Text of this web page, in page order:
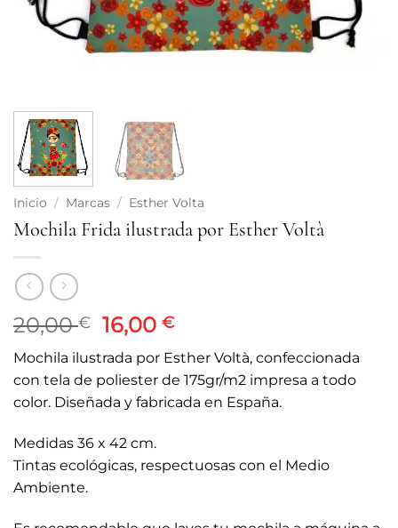
Inicio / Marcas / Esther Volta
Mochila Frida ilustrada por Esther Voltà
20,00€ El
precio
original
era:
20,00 €.
16,00€El
precio
actual
es:
16,00 €.
Mochila ilustrada por Esther Voltà, confeccionada
con tela de poliester de 175gr/m2 impresa a todo
color. Diseñada y fabricada en España.
Medidas 36 x 42 cm.
Tintas ecológicas, respectuosas con el Medio
Ambiente.